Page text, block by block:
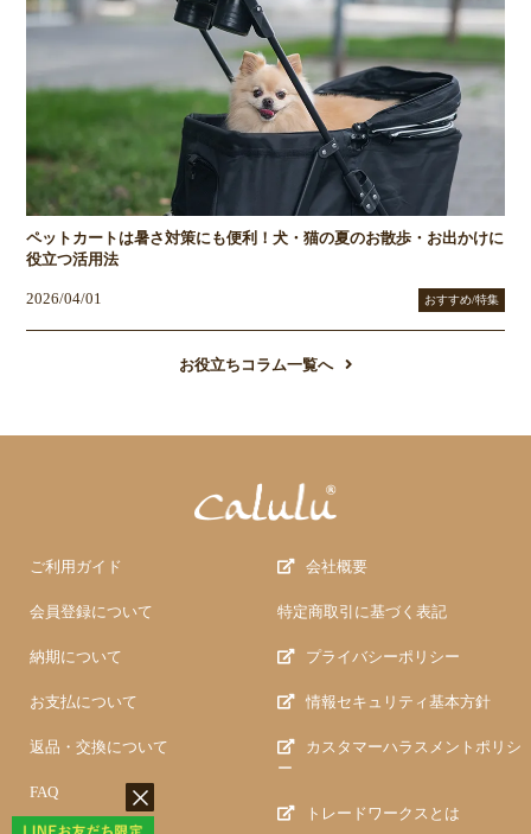
ペットカートは暑さ対策にも便利！犬・猫の夏のお散歩・お出かけに
役立つ活用法
2026/04/01 おすすめ/特集
お役立ちコラム一覧へ
ご利用ガイド
会員登録について
納期について
お支払について
返品・交換について
FAQ
会社概要
特定商取引に基づく表記
プライバシーポリシー
情報セキュリティ基本方針
カスタマーハラスメントポリシ
ー
トレードワークスとは